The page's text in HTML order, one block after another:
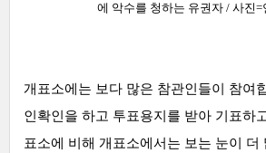
에 악수를 청하는 유권자 / 사진=
개표소에는 보다 많은 참관인들이 참여
인확인을 하고 투표용지를 받아 기표하
표소에 비해 개표소에서는 보는 눈이 더